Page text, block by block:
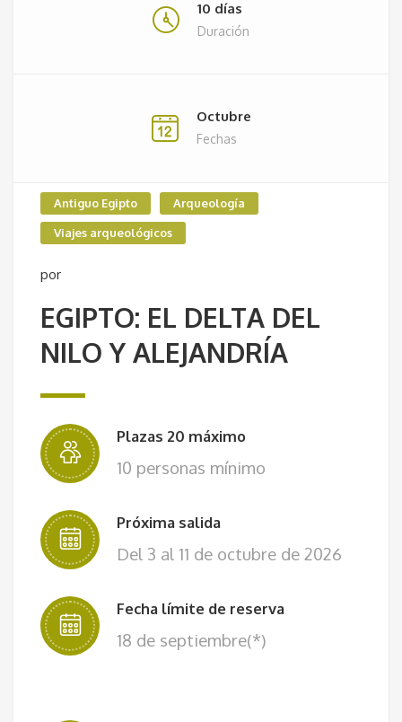
10 días
Duración
Octubre
Fechas
Antiguo Egipto Arqueología
Viajes arqueológicos
por
EGIPTO: EL DELTA DEL
NILO Y ALEJANDRÍA
Plazas 20 máximo
10 personas mínimo
Próxima salida
Del 3 al 11 de octubre de 2026
Fecha límite de reserva
18 de septiembre(*)